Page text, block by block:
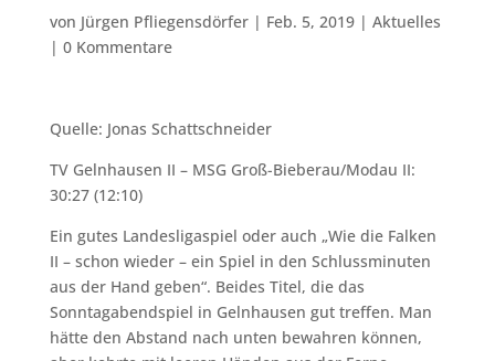
von Jürgen Pfliegensdörfer| Feb. 5, 2019| Aktuelles
| 0 Kommentare
Quelle: Jonas Schattschneider
TV Gelnhausen II – MSG Groß-Bieberau/Modau II:
30:27 (12:10)
Ein gutes Landesligaspiel oder auch „Wie die Falken
II – schon wieder – ein Spiel in den Schlussminuten
aus der Hand geben“. Beides Titel, die das
Sonntagabendspiel in Gelnhausen gut treffen. Man
hätte den Abstand nach unten bewahren können,